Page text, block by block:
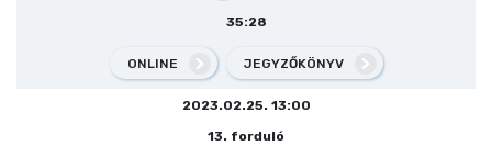
35:28
ONLINE JEGYZŐKÖNYV
2023.02.25. 13:00
13. forduló